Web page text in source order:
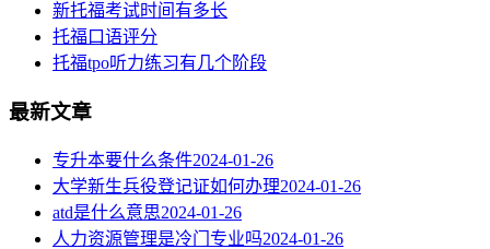
新托福考试时间有多长
托福口语评分
托福tpo听力练习有几个阶段
最新文章
专升本要什么条件2024-01-26
大学新生兵役登记证如何办理2024-01-26
atd是什么意思2024-01-26
人力资源管理是冷门专业吗2024-01-26